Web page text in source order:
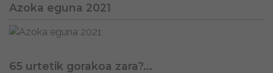
Azoka eguna 2021
65 urtetik gorakoa zara?...